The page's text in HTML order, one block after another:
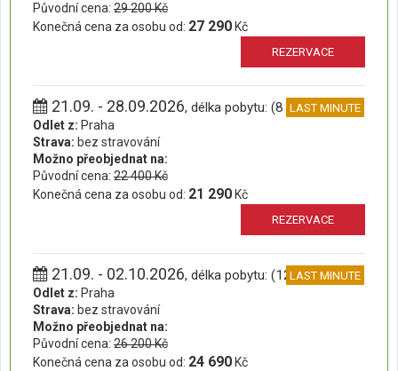
Původní cena: 29 200 Kč
Konečná cena za osobu od: 27 290 Kč
REZERVACE
21.09. - 28.09.2026, délka pobytu: (8 dní)LAST MINUTE
Odlet z: Praha
Strava: bez stravování
Možno přeobjednat na:
Původní cena: 22 400 Kč
Konečná cena za osobu od: 21 290 Kč
REZERVACE
21.09. - 02.10.2026, délka pobytu: (12 dní)LAST MINUTE
Odlet z: Praha
Strava: bez stravování
Možno přeobjednat na:
Původní cena: 26 200 Kč
Konečná cena za osobu od: 24 690 Kč